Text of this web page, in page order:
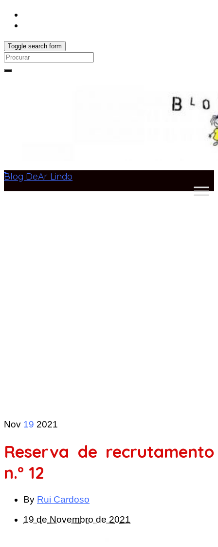
Toggle search form
Search
Blog DeAr Lindo
Nov 19 2021
Reserva de recrutamento
n.º 12
By Rui Cardoso
19 de Novembro de 2021